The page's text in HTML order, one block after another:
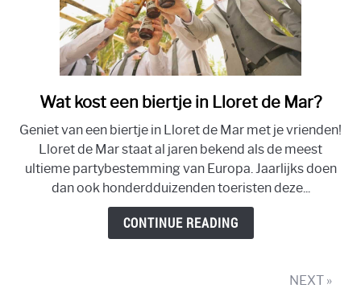
link
Wat
kost
een
biertje
in
Lloret
Wat kost een biertje in Lloret de Mar?
Geniet van een biertje in Lloret de Mar met je vrienden!
Lloret de Mar staat al jaren bekend als de meest
ultieme partybestemming van Europa. Jaarlijks doen
dan ook honderdduizenden toeristen deze...
CONTINUE READING
NEXT »